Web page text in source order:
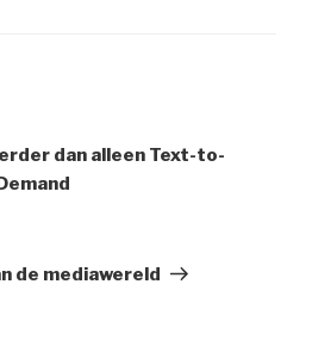
dan alleen Text-to-
de mediawereld